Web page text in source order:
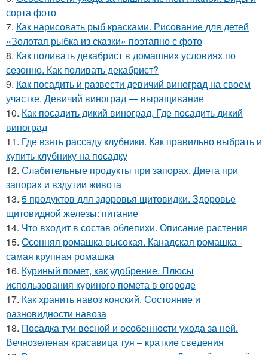
сорта фото
7. Как нарисовать рыб красками. Рисование для детей
«Золотая рыбка из сказки» поэтапно с фото
8. Как поливать декабрист в домашних условиях по
сезонно. Как поливать декабрист?
9. Как посадить и развести девичий виноград на своем
участке. Девичий виноград — выращивание
10. Как посадить дикий виноград. Где посадить дикий
виноград
11. Где взять рассаду клубники. Как правильно выбрать и
купить клубнику на посадку
12. Слабительные продукты при запорах. Диета при
запорах и вздутии живота
13. 5 продуктов для здоровья щитовидки. Здоровье
щитовидной железы: питание
14. Что входит в состав облепихи. Описание растения
15. Осенняя ромашка высокая. Канадская ромашка -
самая крупная ромашка
16. Куриный помет, как удобрение. Плюсы
использования куриного помета в огороде
17. Как хранить навоз конский. Состояние и
разновидности навоза
18. Посадка туи весной и особенности ухода за ней.
Вечнозеленая красавица туя – краткие сведения